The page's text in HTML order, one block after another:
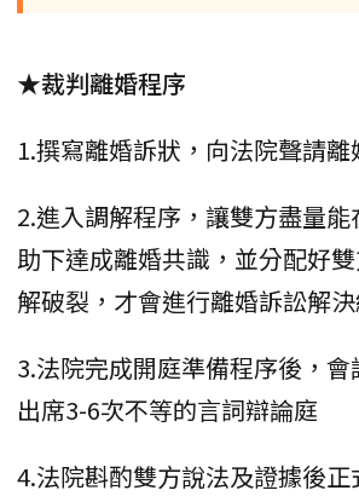
★裁判離婚程序
1.撰寫離婚訴狀，向法院聲請離
2.進入調解程序，讓雙方盡量
助下達成離婚共識，並分配好
解破裂，才會進行離婚訴訟解
3.法院完成開庭準備程序後，
出席3-6次不等的言詞辯論庭
4.法院斟酌雙方說法及證據後